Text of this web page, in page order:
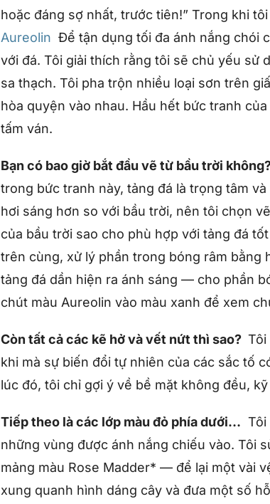
hoặc đáng sợ nhất, trước tiên!” Trong khi
Aureolin Để tận dụng tối đa ánh nắng chói
với đá. Tôi giải thích rằng tôi sẽ chủ yếu sử
sa thạch. Tôi pha trộn nhiều loại sơn trên
hòa quyện vào nhau. Hầu hết bức tranh
tấm ván.
Bạn có bao giờ bắt đầu vẽ từ bầu trời
trong bức tranh này, tảng đá là trọng tâm
hơi sáng hơn so với bầu trời, nên tôi chọn
của bầu trời sao cho phù hợp với tảng đá
trên cùng, xử lý phần trong bóng râm bằng
tảng đá dần hiện ra ánh sáng — cho phần
chút màu Aureolin vào màu xanh để xem
Còn tất cả các kẽ hở và vết nứt thì sao? Tôi
khi mà sự biến đổi tự nhiên của các sắc tố
lúc đó, tôi chỉ gợi ý về bề mặt không đều,
Tiếp theo là các lớp màu đỏ phía dưới… Tôi
những vùng được ánh nắng chiếu vào. Tôi
mảng màu Rose Madder* — để lại một vài
xung quanh hình dáng cây và đưa một số